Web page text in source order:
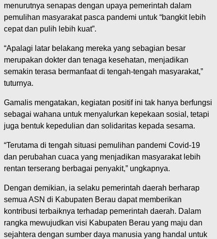
menurutnya senapas dengan upaya pemerintah dalam
pemulihan masyarakat pasca pandemi untuk “bangkit lebih
cepat dan pulih lebih kuat”.
“Apalagi latar belakang mereka yang sebagian besar
merupakan dokter dan tenaga kesehatan, menjadikan
semakin terasa bermanfaat di tengah-tengah masyarakat,”
tuturnya.
Gamalis mengatakan, kegiatan positif ini tak hanya berfungsi
sebagai wahana untuk menyalurkan kepekaan sosial, tetapi
juga bentuk kepedulian dan solidaritas kepada sesama.
“Terutama di tengah situasi pemulihan pandemi Covid-19
dan perubahan cuaca yang menjadikan masyarakat lebih
rentan terserang berbagai penyakit,” ungkapnya.
Dengan demikian, ia selaku pemerintah daerah berharap
semua ASN di Kabupaten Berau dapat memberikan
kontribusi terbaiknya terhadap pemerintah daerah. Dalam
rangka mewujudkan visi Kabupaten Berau yang maju dan
sejahtera dengan sumber daya manusia yang handal untuk